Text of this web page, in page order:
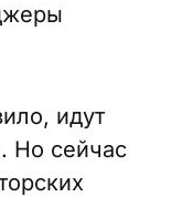
идут
Но сейчас